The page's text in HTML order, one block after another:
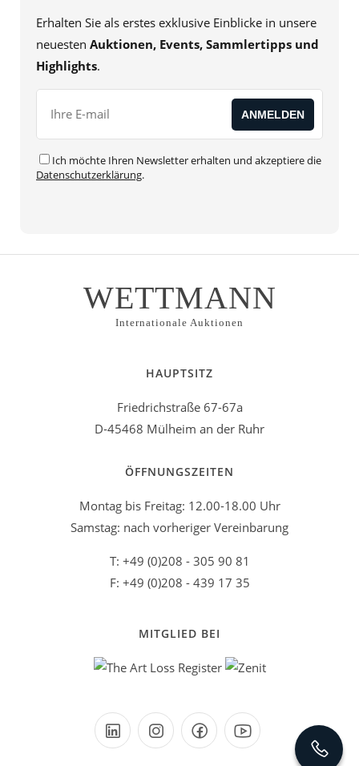
Erhalten Sie als erstes exklusive Einblicke in unsere
neuesten Auktionen, Events, Sammlertipps und
Highlights.
Ich möchte Ihren Newsletter erhalten und akzeptiere die
Datenschutzerklärung.
WETTMANN
Internationale Auktionen
HAUPTSITZ
Friedrichstraße 67-67a
D-45468 Mülheim an der Ruhr
ÖFFNUNGSZEITEN
Montag bis Freitag: 12.00-18.00 Uhr
Samstag: nach vorheriger Vereinbarung
T: +49 (0)208 - 305 90 81
F: +49 (0)208 - 439 17 35
MITGLIED BEI